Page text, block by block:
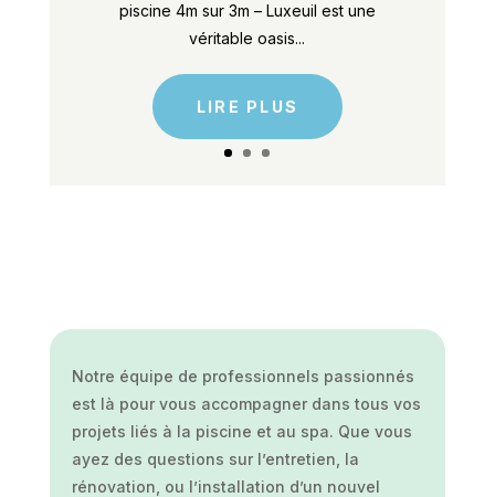
piscine 4m sur 3m – Luxeuil est une
véritable oasis...
LIRE PLUS
Notre équipe de professionnels passionnés
est là pour vous accompagner dans tous vos
projets liés à la piscine et au spa. Que vous
ayez des questions sur l’entretien, la
rénovation, ou l’installation d’un nouvel